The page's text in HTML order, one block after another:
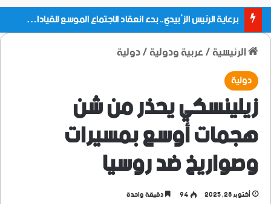
برعاية الرئيس الزُبيدي.. بدء انعقاد الاجتماع الموسع للقيادات المحلية بالعاصمة ولمديريات وكتل مجلس العموم ومنسقيات الجامعة بالعاصمة عدن
الرئيسية/عربية ودولية/دولية
دولية
زيلينسكي يحذر من شن
هجمات أوسع بمسيرات
وصواريخ ضد روسيا
أكتوبر 28, 2025 94 دقيقة واحدة